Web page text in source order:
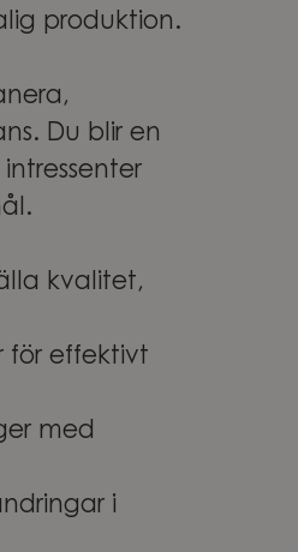
produktion.
Du blir en
kvalitet,
för effektivt
med
i